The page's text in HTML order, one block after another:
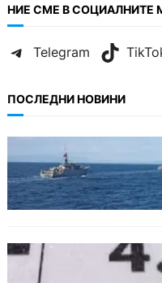
НИЕ СМЕ В СОЦИАЛНИТЕ
Telegram
ПОСЛЕДНИ НОВИНИ
Нов минен
пристига
БЪЛГАРИЯ
Левът